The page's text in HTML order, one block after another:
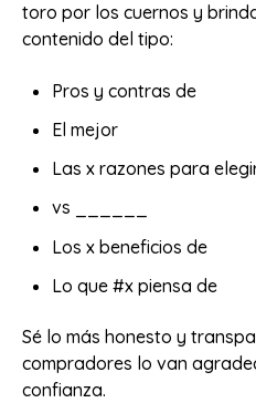
toro por los cuernos y
contenido del tipo:
Pros y contras de
El mejor
Las x razones para
vs ______
Los x beneficios de
Lo que #x piensa de
Sé lo más honesto y
compradores lo van
confianza.